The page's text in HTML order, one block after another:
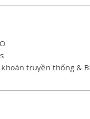
truyền thống &